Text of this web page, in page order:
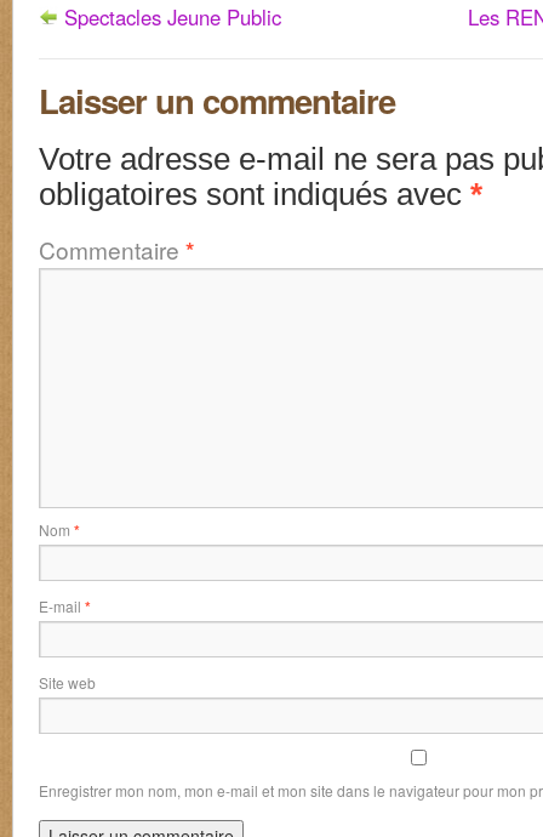
Spectacles Jeune Public
Les
Laisser un commentaire
Votre adresse e-mail ne sera pas
obligatoires sont indiqués avec *
Commentaire *
Nom *
E-mail *
Site web
Enregistrer mon nom, mon e-mail et mon site dans le navigateur pour mon